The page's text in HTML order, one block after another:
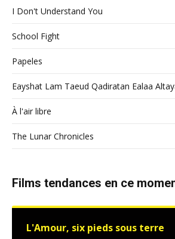
I Don't Understand You
School Fight
Papeles
Eayshat Lam Taeud Qadiratan Ealaa
À l'air libre
The Lunar Chronicles
Films tendances en ce
L'Amour, six pieds sous terre